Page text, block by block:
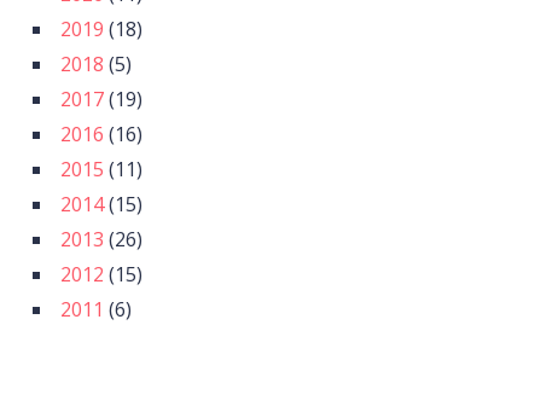
2019 (18)
2018 (5)
2017(19)
2016 (16)
2015 (11)
2014(15)
2013 (26)
2012 (15)
2011 (6)